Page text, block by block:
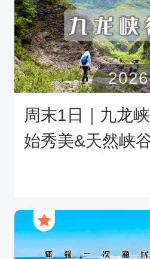
周末1日｜九龙
始秀美&天然峡
具诱惑力的原始
刺激